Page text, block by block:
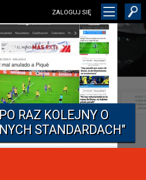
ZALOGUJ SIĘ
RAZ KOLEJNY O
STANDARDACH"